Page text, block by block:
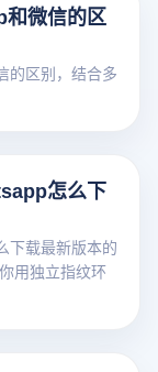
微信的区
的区别，结合多
怎么下
下载最新版本的
用独立指纹环